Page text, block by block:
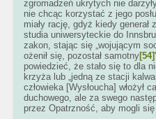
zgromadzeń ukrytych nie
nie chcąc korzystać z jego
miały rację, gdyż kiedy generał
studia uniwersyteckie do
zakon, stając się „wojującym
ożenił się, pozostał samotny[54]
powiedzieć, że stało się to dla
krzyża lub „jedną ze stacji
człowieka [Wysłoucha] włożył
duchowego, ale za swego
przez Opatrzność, aby mogli